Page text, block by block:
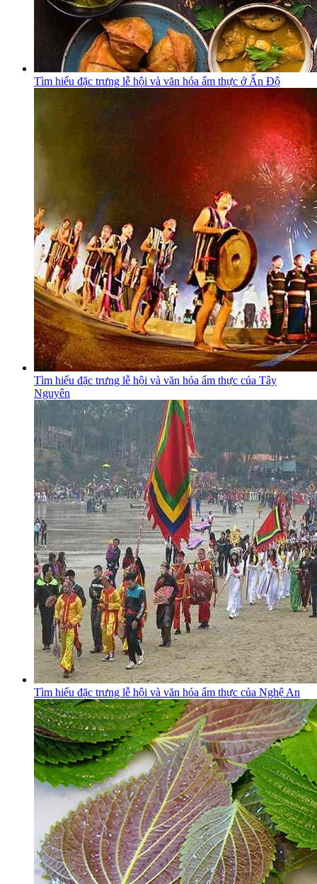
Tìm hiểu đặc trưng lễ hội và văn hóa ẩm thực ở Ấn Độ
Tìm hiểu đặc trưng lễ hội và văn hóa ẩm thực của Tây
Nguyên
Tìm hiểu đặc trưng lễ hội và văn hóa ẩm thực của Nghệ An